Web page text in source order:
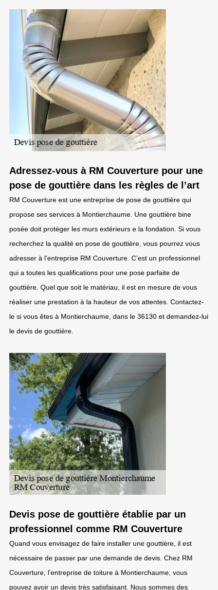
Adressez-vous à RM Couverture pour une
pose de gouttière dans les règles de l’art
RM Couverture est une entreprise de pose de gouttière qui
propose ses services à Montierchaume. Une gouttière bine
posée doit protéger les murs extérieurs e la fondation. Si vous
recherchez la qualité en pose de gouttière, vous pourrez vous
adresser à l’entreprise RM Couverture. C’est un professionnel
qui a toutes les qualifications pour une pose parfaite de
gouttière. Quel que soit le matériau, il est en mesure de vous
réaliser une prestation à la hauteur de vos attentes. Contactez-
le si vous êtes à Montierchaume, dans le 36130 et demandez-lui
le devis de gouttière.
Devis pose de gouttière établie par un
professionnel comme RM Couverture
Quand vous envisagez de faire installer une gouttière, il est
nécessaire de passer par une demande de devis. Chez RM
Couverture, l’entreprise de toiture à Montierchaume, vous
pouvez avoir un devis très satisfaisant. Nous sommes des